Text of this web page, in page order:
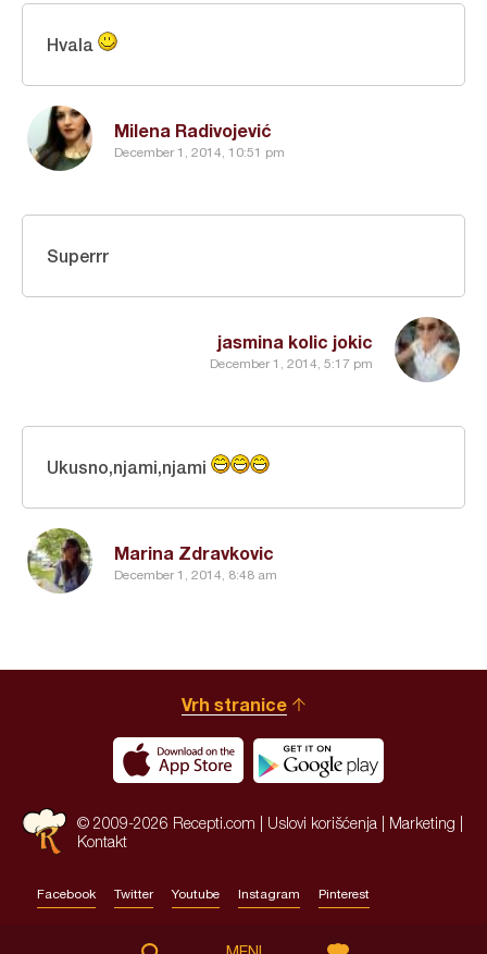
Milena Radivojević
December 1, 2014, 10:51 pm
Hvala
jasmina kolic jokic
December 1, 2014, 5:17 pm
Superrr
Marina Zdravkovic
December 1, 2014, 8:48 am
Ukusno,njami,njami
Vrh stranice
© 2009-2026 Recepti.com | Uslovi korišćenja Marketing
Kontakt
Facebook Twitter Youtube Instagram Pinterest